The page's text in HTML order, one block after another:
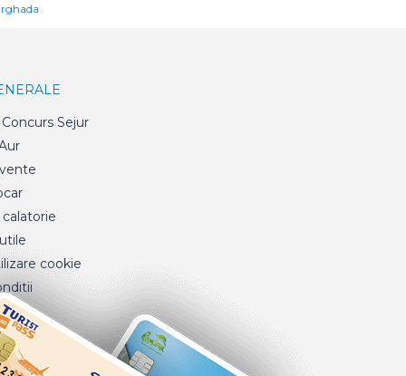
Sejur
cookie